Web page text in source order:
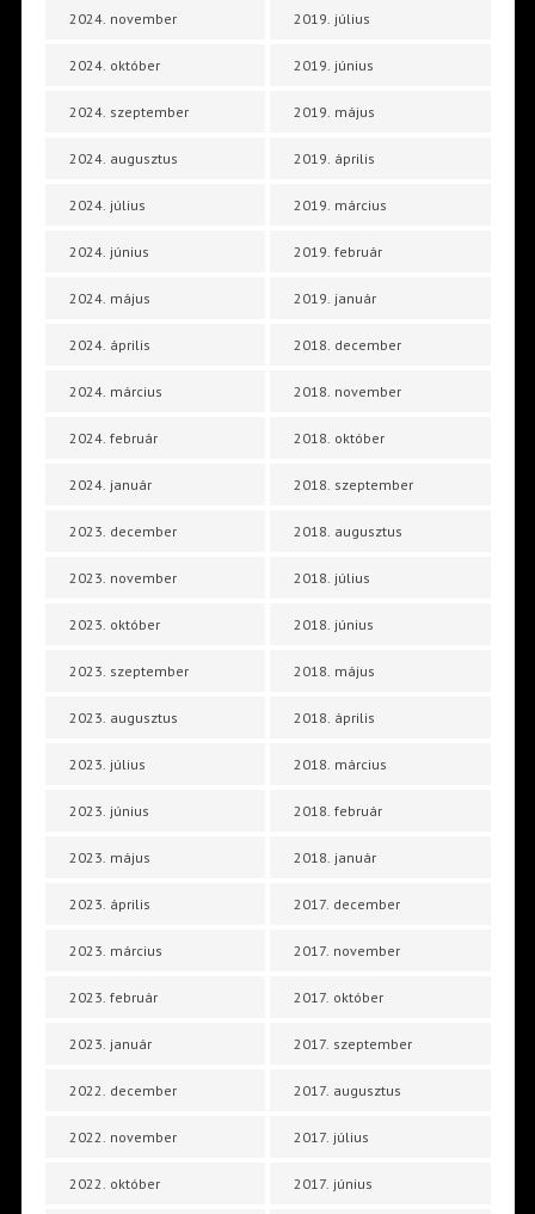
2024. november
2024. október
2024. szeptember
2024. augusztus
2024. július
2024. június
2024. május
2024. április
2024. március
2024. február
2024. január
2023. december
2023. november
2023. október
2023. szeptember
2023. augusztus
2023. július
2023. június
2023. május
2023. április
2023. március
2023. február
2023. január
2022. december
2022. november
2022. október
2019. július
2019. június
2019. május
2019. április
2019. március
2019. február
2019. január
2018. december
2018. november
2018. október
2018. szeptember
2018. augusztus
2018. július
2018. június
2018. május
2018. április
2018. március
2018. február
2018. január
2017. december
2017. november
2017. október
2017. szeptember
2017. augusztus
2017. július
2017. június